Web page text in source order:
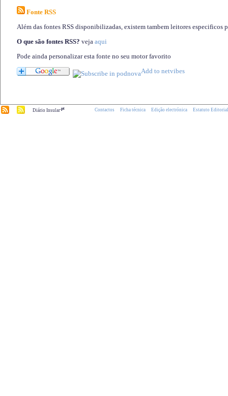
Fonte RSS
Além das fontes RSS disponibilizadas, existem tambem leitores especificos
O que são fontes RSS? veja aqui
Pode ainda personalizar esta fonte no seu motor favorito
Diário Insular.pt Contactos Ficha técnica Edição electrónica Estatuto Editorial